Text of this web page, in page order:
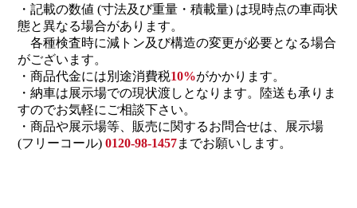
・記載の数値 (寸法及び重量・積載量) は現時点の車両状
態と異なる場合があります。
各種検査時に減トン及び構造の変更が必要となる場合
がございます。
・商品代金には別途消費税10%がかかります。
・納車は展示場での現状渡しとなります。陸送も承りま
すのでお気軽にご相談下さい。
・商品や展示場等、販売に関するお問合せは、展示場
(フリーコール) 0120-98-1457までお願いします。